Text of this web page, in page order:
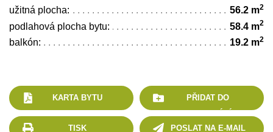
užitná plocha:
56.2 m2
podlahová plocha bytu: 58.4 m2
balkón: 19.2 m2
KARTA BYTU
PŘIDAT DO
TISK
POSLAT NA E-MAIL